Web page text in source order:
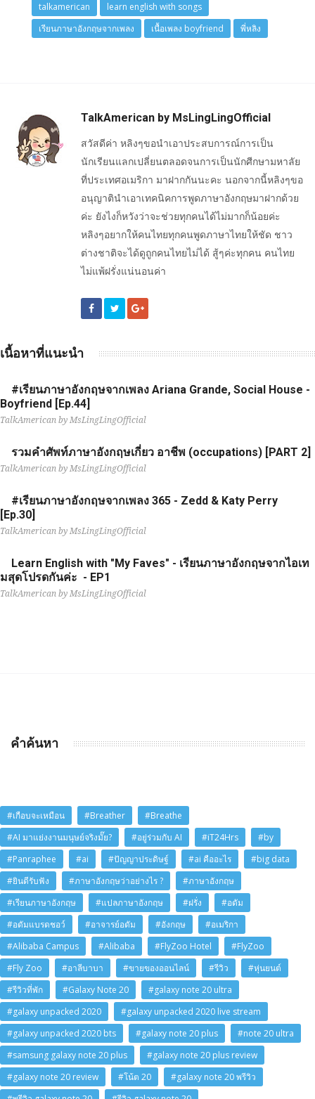
talkamerican
learn english with songs
เรียนภาษาอังกฤษจากเพลง
เนื้อเพลง boyfriend พี่หลิง
TalkAmerican by MsLingLingOfficial
สวัสดีค่า หลิงๆขอนำเอาประสบการณ์การเป็น
นักเรียนแลกเปลี่ยนตลอดจนการเป็นนักศีกษามหาลัย
ที่ประเทศอเมริกา มาฝากกันนะคะ นอกจากนี้หลิงๆขอ
อนุญาตินำเอาเทคนิคการพูดภาษาอังกฤษมาฝากด้วย
ค่ะ ยังไงก็หวังว่าจะช่วยทุกคนได้ไม่มากก็น้อยค่ะ
หลิงๆอยากให้คนไทยทุกคนพูดภาษาไทยให้ชัด ชาว
ต่างชาติจะได้ดูถูกคนไทยไม่ได้ สู้ๆค่ะทุกคน คนไทย
ไม่แพ้ฝรั่งแน่นอนค่า
เนื้อหาที่แนะนำ
#เรียนภาษาอังกฤษจากเพลง Ariana Grande, Social House -
Boyfriend [Ep.44]
TalkAmerican by MsLingLingOfficial
รวมคำศัพท์ภาษาอังกฤษเกี่ยว อาชีพ (occupations) [PART 2]
TalkAmerican by MsLingLingOfficial
#เรียนภาษาอังกฤษจากเพลง 365 - Zedd & Katy Perry
[Ep.30]
TalkAmerican by MsLingLingOfficial
Learn English with "My Faves" - เรียนภาษาอังกฤษจากไอเท
มสุดโปรดกันค่ะ - EP1
TalkAmerican by MsLingLingOfficial
คำค้นหา
#เกือบจะเหมือน #Breather
#Breathe
#AI มาแย่งงานมนุษย์จริงมั๊ย?
#อยู่ร่วมกับ AI #iT24Hrs
#by
#Panraphee
#ai #ปัญญาประดิษฐ์ #ai คืออะไร
#big data
#ยินดีรับฟัง
#ภาษาอังกฤษว่าอย่างไร ?
#ภาษาอังกฤษ
#เรียนภาษาอังกฤษ
#แปลภาษาอังกฤษ #ฝรั่ง
#อดัม
#อดัมแบรดชอว์
#อาจารย์อดัม #อังกฤษ
#อเมริกา
#Alibaba Campus
#Alibaba #FlyZoo Hotel
#FlyZoo
#Fly Zoo
#อาลีบาบา #ขายของออนไลน์ #รีวิว
#หุ่นยนต์
#รีวิวที่พัก
#Galaxy Note 20
#galaxy note 20 ultra
#galaxy unpacked 2020
#galaxy unpacked 2020 live stream
#galaxy unpacked 2020 bts
#galaxy note 20 plus
#note 20 ultra
#samsung galaxy note 20 plus
#galaxy note 20 plus review
#galaxy note 20 review
#โน้ต 20
#galaxy note 20 พรีวิว